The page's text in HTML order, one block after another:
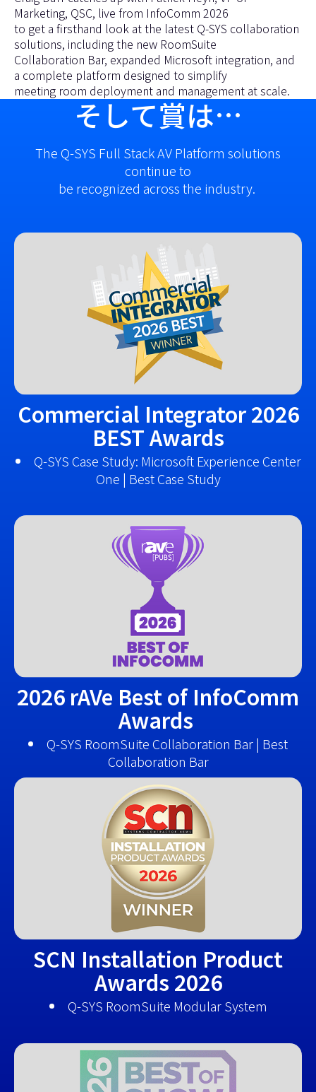
Marketing, QSC, live from InfoComm 2026
to get a firsthand look at the latest Q-SYS collaboration
solutions, including the new RoomSuite
Collaboration Bar, expanded Microsoft integration, and
a complete platform designed to simplify
meeting room deployment and management at scale.
そして賞は…
The Q-SYS Full Stack AV Platform solutions
continue to
be recognized across the industry.
Commercial Integrator 2026
BEST Awards
Q-SYS Case Study: Microsoft Experience Center
One | Best Case Study
2026 rAVe Best of InfoComm
Awards
Q-SYS RoomSuite Collaboration Bar | Best
Collaboration Bar
SCN Installation Product
Awards 2026
Q-SYS RoomSuite Modular System